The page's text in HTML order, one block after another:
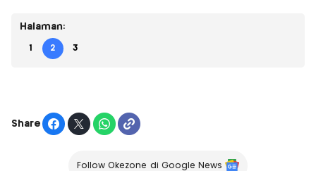
Halaman:
1 2 3
Share
Follow Okezone di Google News